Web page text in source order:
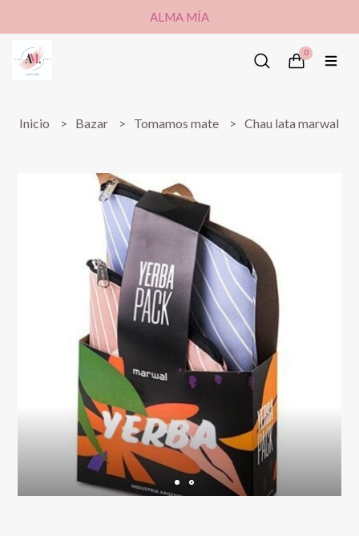
ALMA MÍA
0
Inicio Bazar Tomamos mate Chau lata marwal